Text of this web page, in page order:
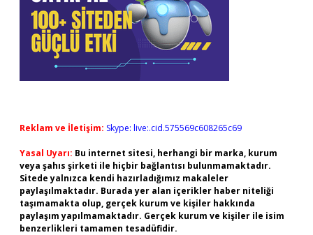
Reklam ve İletişim: Skype: live:.cid.575569c608265c69
Yasal Uyarı: Bu internet sitesi, herhangi bir marka, kurum
veya şahıs şirketi ile hiçbir bağlantısı bulunmamaktadır.
Sitede yalnızca kendi hazırladığımız makaleler
paylaşılmaktadır. Burada yer alan içerikler haber niteliği
taşımamakta olup, gerçek kurum ve kişiler hakkında
paylaşım yapılmamaktadır. Gerçek kurum ve kişiler ile isim
benzerlikleri tamamen tesadüfidir.